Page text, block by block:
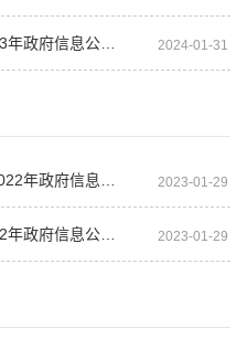
公开工作年度报告 2024-01-31
开年度报告汇总展示 2023-01-29
公开工作年度报告 2023-01-29